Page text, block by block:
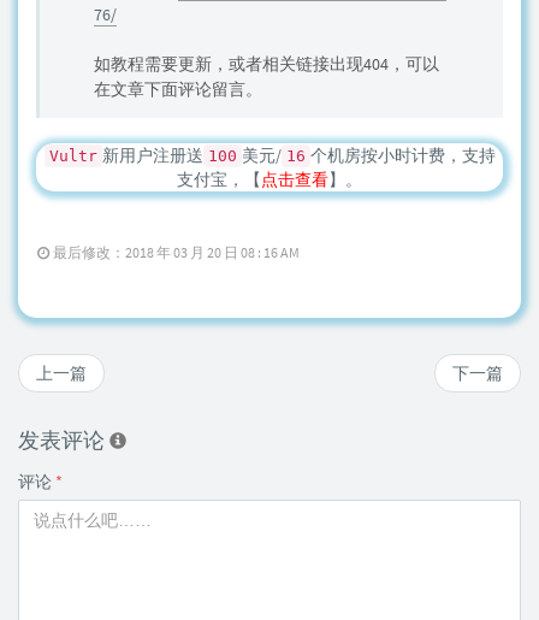
76/
如教程需要更新，或者相关链接出现404，可以
在文章下面评论留言。
Vultr 新用户注册送 100 美元/ 16 个机房按小时计费，支持
支付宝，【点击查看】。
最后修改：2018 年 03 月 20 日 08 : 16 AM
下一篇
上一篇
发表评论
评论 *